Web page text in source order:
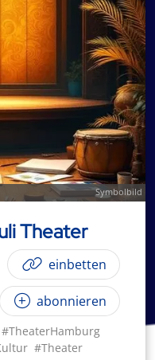
Symbolbild
Theater
einbetten
abonnieren
#TheaterHamburg
#Theater